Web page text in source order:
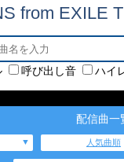
from EXILE
呼び出し音 ハイ
配信曲一
人気曲順